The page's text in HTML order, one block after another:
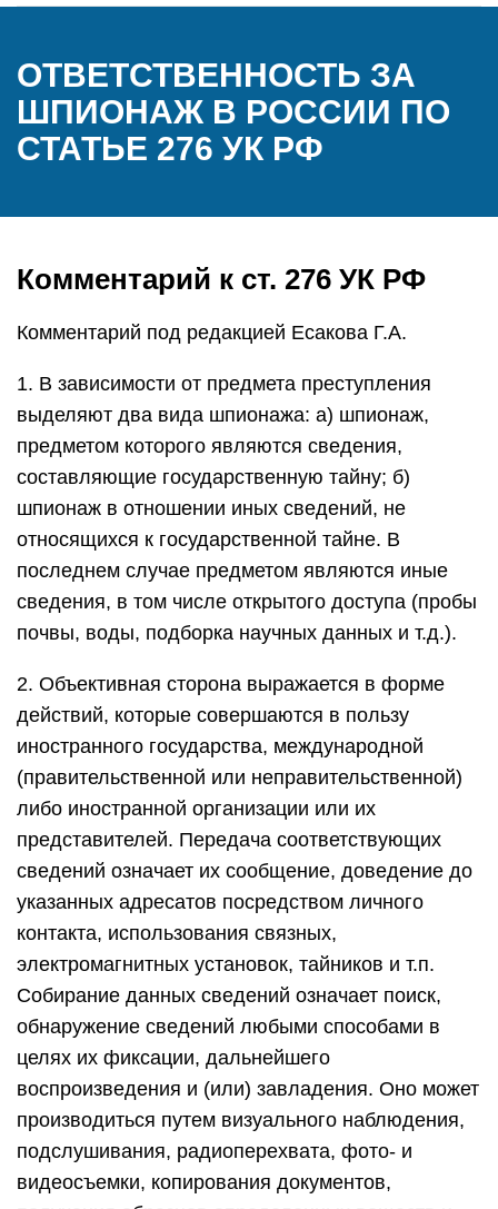
ОТВЕТСТВЕННОСТЬ ЗА
ШПИОНАЖ В РОССИИ ПО
СТАТЬЕ 276 УК РФ
Комментарий к ст. 276 УК РФ
Комментарий под редакцией Есакова Г.А.
1. В зависимости от предмета преступления
выделяют два вида шпионажа: а) шпионаж,
предметом которого являются сведения,
составляющие государственную тайну; б)
шпионаж в отношении иных сведений, не
относящихся к государственной тайне. В
последнем случае предметом являются иные
сведения, в том числе открытого доступа (пробы
почвы, воды, подборка научных данных и т.д.).
2. Объективная сторона выражается в форме
действий, которые совершаются в пользу
иностранного государства, международной
(правительственной или неправительственной)
либо иностранной организации или их
представителей. Передача соответствующих
сведений означает их сообщение, доведение до
указанных адресатов посредством личного
контакта, использования связных,
электромагнитных установок, тайников и т.п.
Собирание данных сведений означает поиск,
обнаружение сведений любыми способами в
целях их фиксации, дальнейшего
воспроизведения и (или) завладения. Оно может
производиться путем визуального наблюдения,
подслушивания, радиоперехвата, фото- и
видеосъемки, копирования документов,